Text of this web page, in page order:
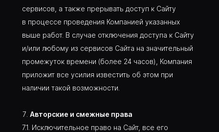
сервисов, а также прерывать доступ к Сайту
в процессе проведения Компанией указанных
выше работ. В случае отключения доступа к Сайту
и/или любому из сервисов Сайта на значительный
промежуток времени (более 24 часов), Компания
приложит все усилия известить об этом при
наличии такой возможности.
Авторские и смежные права
Исключительное право на Сайт, все его